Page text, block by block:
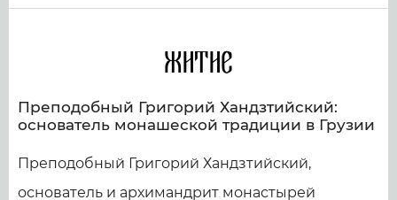
Житие
Преподобный Григорий Хандзтийский:
основатель монашеской традиции в Грузии
Преподобный Григорий Хандзтийский,
основатель и архимандрит монастырей